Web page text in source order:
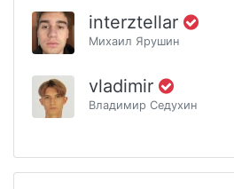
interztellar
Михаил Ярушин
vladimir
Владимир Седухин